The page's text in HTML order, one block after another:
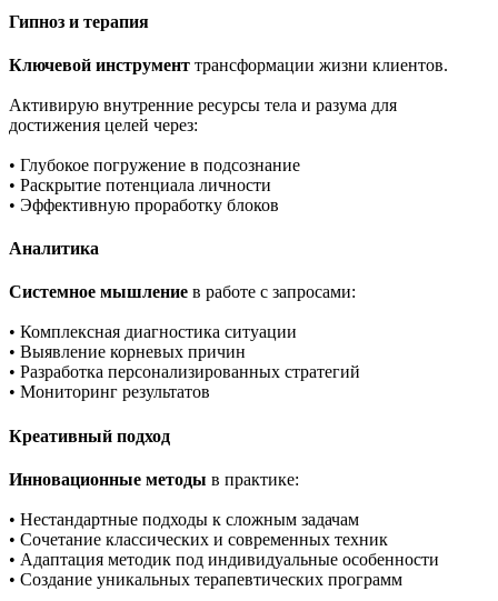
Гипноз и терапия
Ключевой инструмент трансформации жизни клиентов.
Активирую внутренние ресурсы тела и разума для
достижения целей через:
• Глубокое погружение в подсознание
• Раскрытие потенциала личности
• Эффективную проработку блоков
Аналитика
Системное мышление в работе с запросами:
• Комплексная диагностика ситуации
• Выявление корневых причин
• Разработка персонализированных стратегий
• Мониторинг результатов
Креативный подход
Инновационные методы в практике:
• Нестандартные подходы к сложным задачам
• Сочетание классических и современных техник
• Адаптация методик под индивидуальные особенности
• Создание уникальных терапевтических программ